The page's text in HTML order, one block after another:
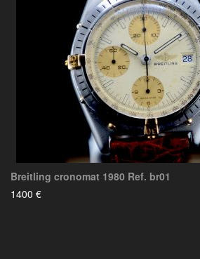
Breitling cronomat 1980 Ref. br01
1400 €